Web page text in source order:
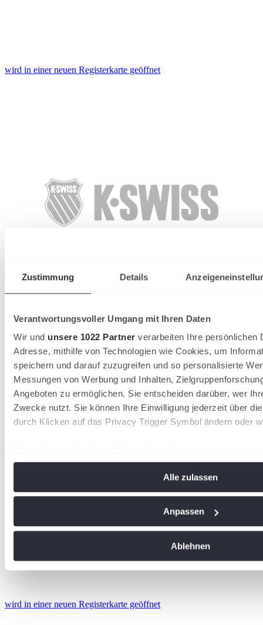
Zustimmung Details
Verantwortungsvoller Umgang mit Ihren Daten
Wir und unsere 1022 Partner verarbeiten Ihre persönlichen
Adresse, mithilfe von Technologien wie Cookies, um
speichern und darauf zuzugreifen und so personalisierte
Messungen von Werbung und Inhalten,
Angeboten zu ermöglichen. Sie entscheiden darüber, wer
Zwecke nutzt. Sie können Ihre Einwilligung jederzeit über
durch Klicken auf das Privacy Trigger Symbol ändern oder
Ihr Gerät durch aktives Scannen nach bestimmten
Erfahren Sie mehr darüber, wie Ihre persönlichen Daten
an unsere Partner für soziale Medien, Werbung und
Alle zulassen
Anpassen
Ablehnen
wird in einer neuen Registerkarte geöffnet
wird in einer neuen Registerkarte geöffnet
wird in einer neuen Registerkarte geöffnet